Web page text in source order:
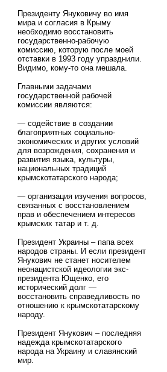
Президенту Януковичу во имя
мира и согласия в Крыму
необходимо восстановить
государственно-рабочую
комиссию, которую после моей
отставки в 1993 году упразднили.
Видимо, кому-то она мешала.
Главными задачами
государственной рабочей
комиссии являются:
— содействие в создании
благоприятных социально-
экономических и других условий
для возрождения, сохранения и
развития языка, культуры,
национальных традиций
крымскотатарского народа;
— организация изучения вопросов,
связанных с восстановлением
прав и обеспечением интересов
крымских татар и т. д.
Президент Украины – папа всех
народов страны. И если президент
Янукович не станет носителем
неонацистской идеологии экс-
президента Ющенко, его
исторический долг —
восстановить справедливость по
отношению к крымскотатарскому
народу.
Президент Янукович – последняя
надежда крымскотатарского
народа на Украину и славянский
мир.